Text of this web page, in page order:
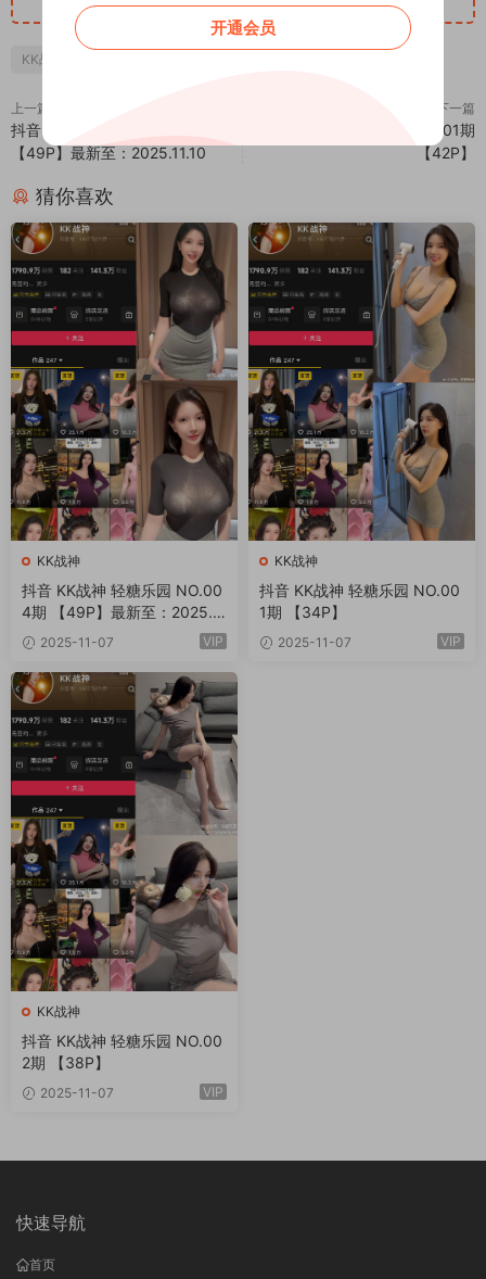
KK战神
上一篇
抖音 KK战神 轻糖乐园 NO.004期
【49P】最新至：2025.11.10
下一篇
抖音 凹菟曼 轻糖乐园 NO.001期
【42P】
猜你喜欢
KK战神
抖音 KK战神 轻糖乐园 NO.00
4期 【49P】最新至：2025.1
1.102025-11-07 VIP
KK战神
抖音 KK战神 轻糖乐园 NO.00
1期 【34P】
2025-11-07 VIP
KK战神
抖音 KK战神 轻糖乐园 NO.00
2期 【38P】
2025-11-07 VIP
快速导航
首页
开通会员